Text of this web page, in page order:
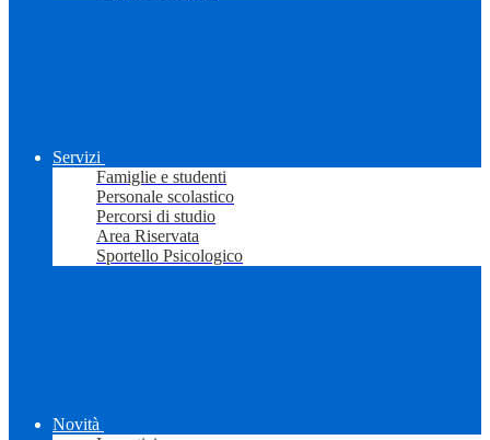
Servizi
Famiglie e studenti
Personale scolastico
Percorsi di studio
Area Riservata
Sportello Psicologico
Novità